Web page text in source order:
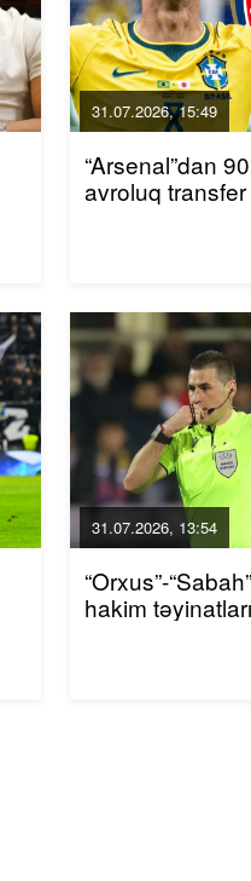
31.07.2026, 15:49
“Arsenal”dan
avroluq transfer
31.07.2026, 13:54
“Orxus”-
hakim